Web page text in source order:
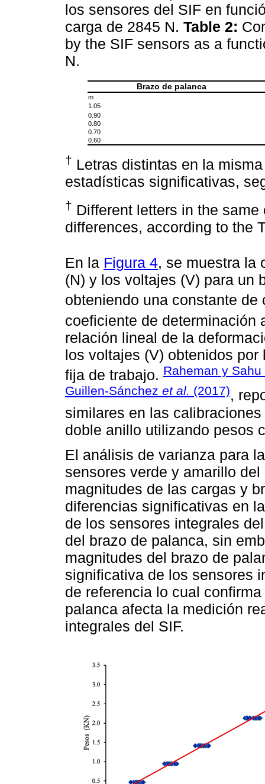
los sensores del SIF en
carga de 2845 N. Table 2:
by the SIF sensors as a
N.
Brazo de palanca
m
1.05
0.90
0.80
0.70
0.60
† Letras distintas en la
estadísticas significativas,
† Different letters in the
differences, according to the
En la Figura 4, se muestra la
(N) y los voltajes (V) para un
obteniendo una constante
coeficiente de determinación
relación lineal de la
los voltajes (V) obtenidos
fija de trabajo. Raheman y Sahu
Guillen-Sánchez et al. (2017),
similares en las
doble anillo utilizando pesos
El análisis de varianza para
sensores verde y amarillo
magnitudes de las cargas y
diferencias significativas en
de los sensores integrales
del brazo de palanca, sin
magnitudes del brazo de
significativa de los sensores
de referencia lo cual
palanca afecta la medición
integrales del SIF.